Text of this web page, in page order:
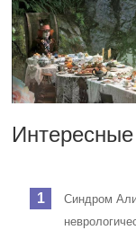
Синдром